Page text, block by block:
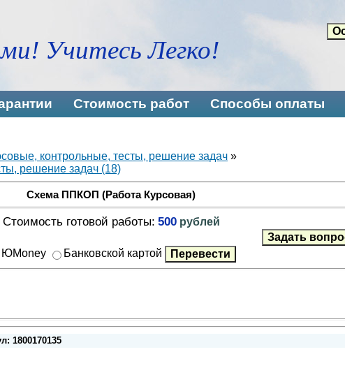
Учитесь Легко!
Стоимость работ Способы оплаты
контрольные, тесты, решение задач »
решение задач (18)
Схема ППКОП (Работа Курсовая)
Стоимость готовой работы: 500 рублей
ЮMoney Банковской картой
1800170135